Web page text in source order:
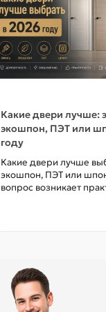
Какие двери лучше:
экошпон, ПЭТ или
году
Какие двери лучше
экошпон, ПЭТ или
вопрос возникает